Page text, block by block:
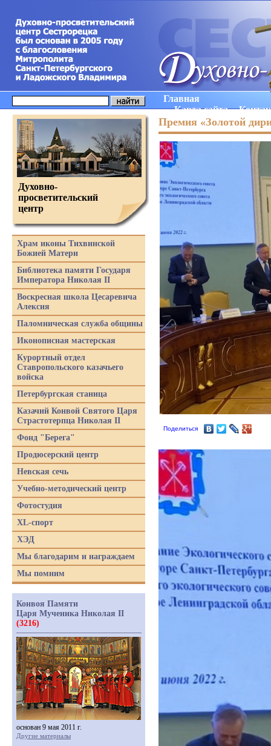
Главная
Карта сайта
Премия «Золотой
Поделиться
Духовно-
просветительский
центр
Храм иконы Тихвинской
Божией Матери
Библиотека памяти Государя
Императора Николая II
Воскресная школа Цесаревича
Алексия
Паломническая служба общины
Иконописная мастерская
Курортный отдел
Ставропольского казачьего
войска
Петербургская станица
Казачий Конвой Святого Царя
Страстотерпца Николая II
Фонд "Берега"
Продюсерский центр
Невская сечь
Учебно-методический центр
Фотостудия
XL-спорт
ХЭД
Мы благодарим и награждаем
Мы помним
Конвоя Памяти
Царя Мученика Николая II
(3216)
основан 9 мая 2011 г.
Другие материалы